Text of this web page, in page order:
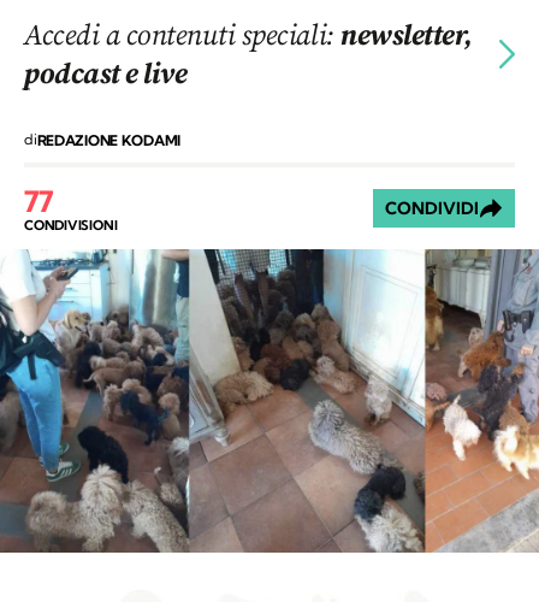
Accedi a contenuti speciali:newsletter,
podcast e live
diREDAZIONE KODAMI
77
CONDIVISIONI
CONDIVIDI